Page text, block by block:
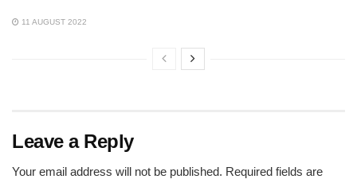
11 AUGUST 2022
Leave a Reply
Your email address will not be published. Required fields are